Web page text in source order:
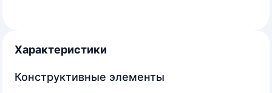
Характеристики
Конструктивные элементы